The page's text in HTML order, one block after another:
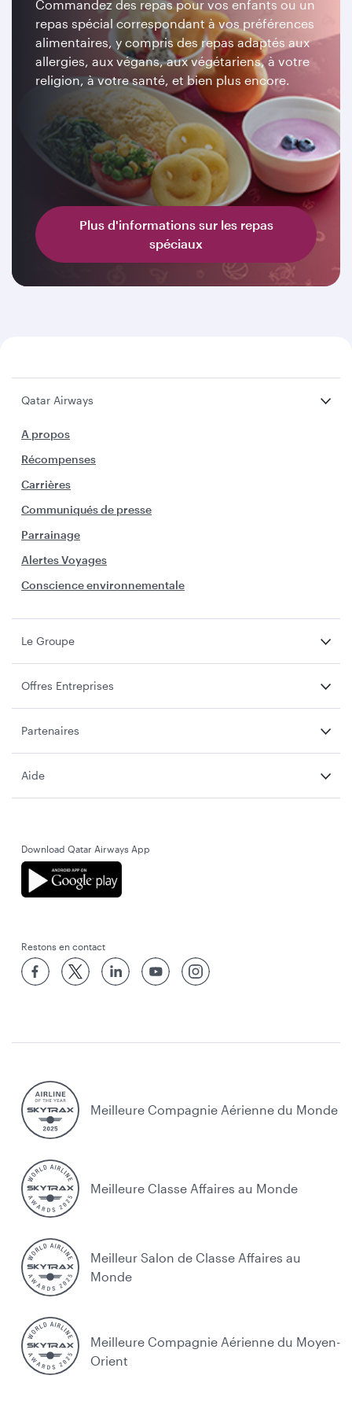
Commandez des repas pour vos enfants ou un
repas spécial correspondant à vos préférences
alimentaires, y compris des repas adaptés aux
allergies, aux végans, aux végétariens, à votre
religion, à votre santé, et bien plus encore.
Plus d'informations sur les repas
spéciaux
Qatar Airways
A propos
Récompenses
Carrières
Communiqués de presse
Parrainage
Alertes Voyages
Conscience environnementale
Le Groupe
Offres Entreprises
Partenaires
Aide
Download Qatar Airways App
Restons en contact
Meilleure Compagnie Aérienne du Monde
Meilleure Classe Affaires au Monde
Meilleur Salon de Classe Affaires au
Monde
Meilleure Compagnie Aérienne du Moyen-
Orient